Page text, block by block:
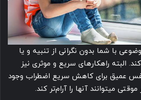
با شما بدون نگرانی از تنبیه و یا
راهکارهای سریع و موثری نیز
عمیق برای کاهش سریع اضطراب وجود
میتوانند آنها را آرام تر کند.